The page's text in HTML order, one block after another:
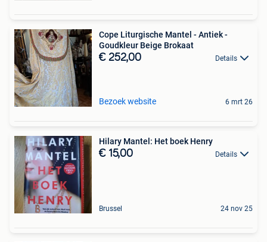
Cope Liturgische Mantel - Antiek -
Goudkleur Beige Brokaat
€ 252,00 Details
Bezoek website 6 mrt 26
Hilary Mantel: Het boek Henry
€ 15,00 Details
Brussel 24 nov 25